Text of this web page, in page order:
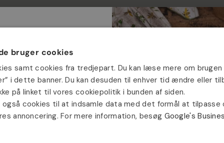
bruger cookies
samt cookies fra tredjepart. Du kan læse mere om
i dette banner. Du kan desuden til enhver tid ændre eller
på linket til vores cookiepolitik i bunden af siden.
også cookies til at indsamle data med det formål at tilpasse
annoncering. For mere information, besøg Google's
en gratis
i din ordre?